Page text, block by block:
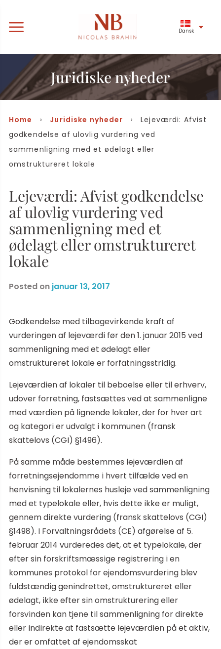
Dansk
Juridiske nyheder
Home › Juridiske nyheder › Lejeværdi: Afvist
godkendelse af ulovlig vurdering ved
sammenligning med et ødelagt eller
omstruktureret lokale
Lejeværdi: Afvist godkendelse
af ulovlig vurdering ved
sammenligning med et
ødelagt eller omstruktureret
lokale
Posted on januar 13, 2017
Godkendelse med tilbagevirkende kraft af
vurderingen af lejeværdi før den 1. januar 2015 ved
sammenligning med et ødelagt eller
omstruktureret lokale er forfatningsstridig.
Lejeværdien af lokaler til beboelse eller til erhverv,
udover forretning, fastsættes ved at sammenligne
med værdien på lignende lokaler, der for hver art
og kategori er udvalgt i kommunen (fransk
skattelovs (CGI) §1496).
På samme måde bestemmes lejeværdien af
forretningsejendomme i hvert tilfælde ved en
henvisning til lokalernes husleje ved sammenligning
med et typelokale eller, hvis dette ikke er muligt,
gennem direkte vurdering (fransk skattelovs (CGI)
§1498). I Forvaltningsrådets (CE) afgørelse af 5.
februar 2014 vurderedes det, at et typelokale, der
efter sin forskriftsmæssige registrering i en
kommunes protokol for ejendomsvurdering blev
fuldstændig genindrettet, omstruktureret eller
ødelagt, ikke efter sin omstrukturering eller
forsvinden kan tjene til sammenligning for direkte
eller indirekte at fastsætte lejeværdien på et aktiv,
der er omfattet af ejendomsskat